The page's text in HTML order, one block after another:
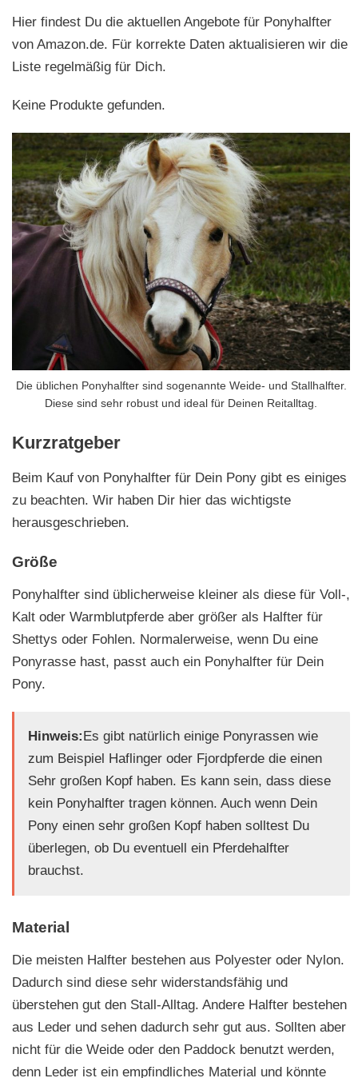
Hier findest Du die aktuellen Angebote für Ponyhalfter
von Amazon.de. Für korrekte Daten aktualisieren wir die
Liste regelmäßig für Dich.
Keine Produkte gefunden.
Die üblichen Ponyhalfter sind sogenannte Weide- und Stallhalfter.
Diese sind sehr robust und ideal für Deinen Reitalltag.
Kurzratgeber
Beim Kauf von Ponyhalfter für Dein Pony gibt es einiges
zu beachten. Wir haben Dir hier das wichtigste
herausgeschrieben.
Größe
Ponyhalfter sind üblicherweise kleiner als diese für Voll-,
Kalt oder Warmblutpferde aber größer als Halfter für
Shettys oder Fohlen. Normalerweise, wenn Du eine
Ponyrasse hast, passt auch ein Ponyhalfter für Dein
Pony.
Hinweis:Es gibt natürlich einige Ponyrassen wie
zum Beispiel Haflinger oder Fjordpferde die einen
Sehr großen Kopf haben. Es kann sein, dass diese
kein Ponyhalfter tragen können. Auch wenn Dein
Pony einen sehr großen Kopf haben solltest Du
überlegen, ob Du eventuell ein Pferdehalfter
brauchst.
Material
Die meisten Halfter bestehen aus Polyester oder Nylon.
Dadurch sind diese sehr widerstandsfähig und
überstehen gut den Stall-Alltag. Andere Halfter bestehen
aus Leder und sehen dadurch sehr gut aus. Sollten aber
nicht für die Weide oder den Paddock benutzt werden,
denn Leder ist ein empfindliches Material und könnte